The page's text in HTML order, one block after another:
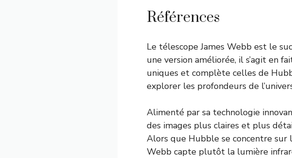
Références
Le télescope James Webb est le
une version améliorée, il s’agit en
uniques et complète celles de
explorer les profondeurs de
Alimenté par sa technologie
des images plus claires et plus
Alors que Hubble se concentre
Webb capte plutôt la lumière